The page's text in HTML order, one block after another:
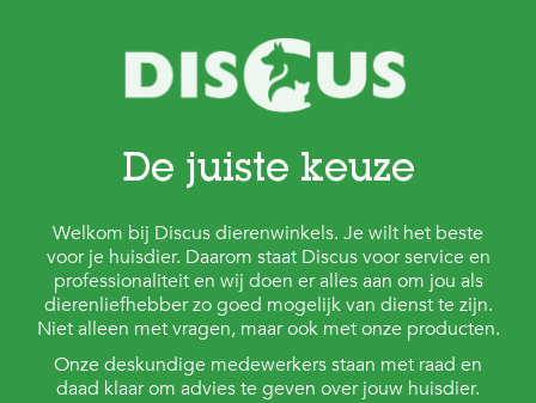
De juiste keuze
Welkom bij Discus dierenwinkels. Je wilt het beste
voor je huisdier. Daarom staat Discus voor service en
professionaliteit en wij doen er alles aan om jou als
dierenliefhebber zo goed mogelijk van dienst te zijn.
Niet alleen met vragen, maar ook met onze producten.
Onze deskundige medewerkers staan met raad en
daad klaar om advies te geven over jouw huisdier.